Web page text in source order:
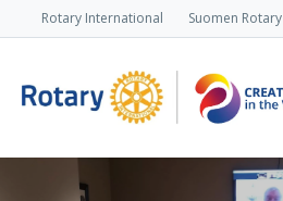
Rotary International Suomen Rotary